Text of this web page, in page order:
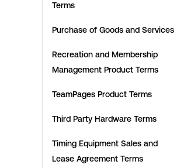
Terms
Purchase of Goods and Services
Recreation and Membership
Management Product Terms
TeamPages Product Terms
Third Party Hardware Terms
Timing Equipment Sales and
Lease Agreement Terms